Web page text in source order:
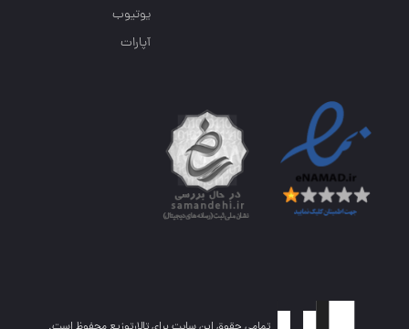
یوتیوب
آپارات